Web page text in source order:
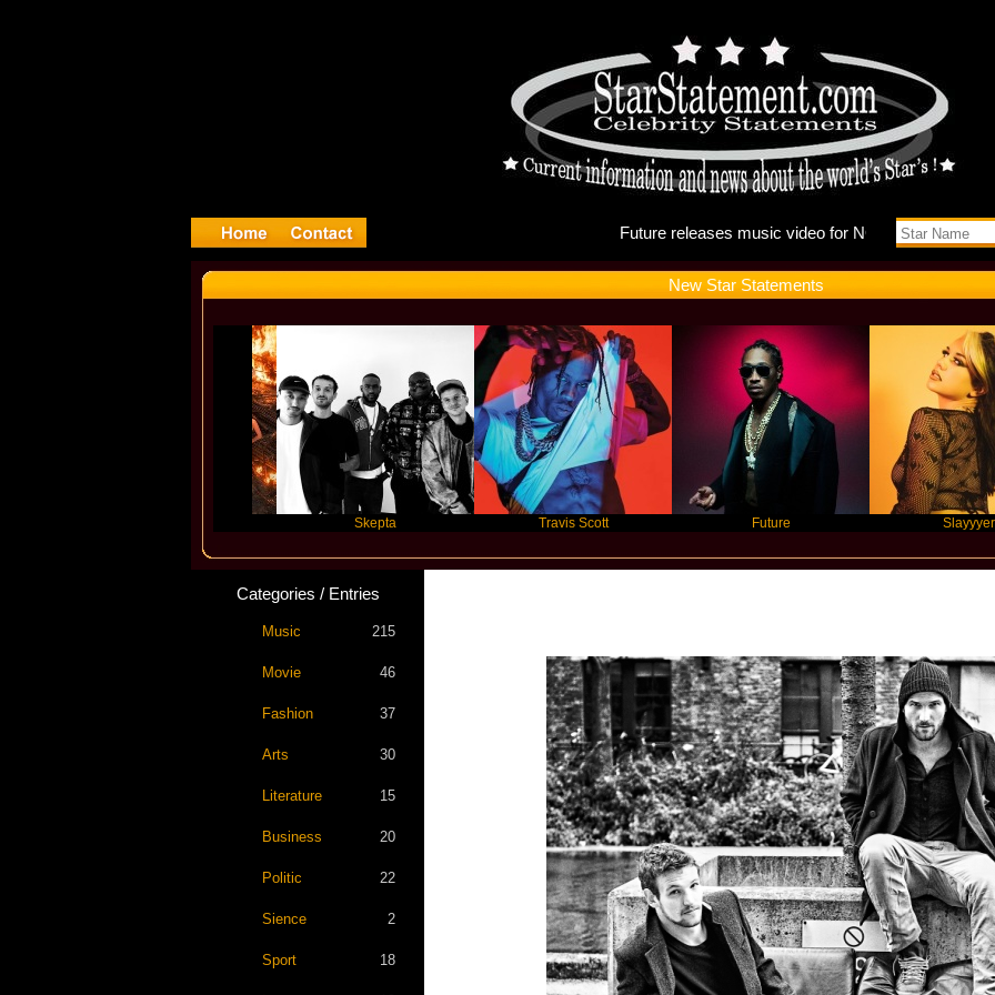
Future
New Star Statements
Travis Scott
Categories / Entries
Music 215
Movie 46
Fashion 37
Arts 30
Literature 15
Business 20
Politic 22
Sience 2
Sport 18